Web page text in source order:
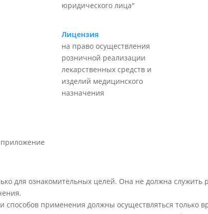
юридического лица"
Лицензия
на право осуществления
розничной реализации
лекарственных средств и
изделий медицинского
назначения
для ознакомительных целей. Она не должна служить
применения должны осуществляться только